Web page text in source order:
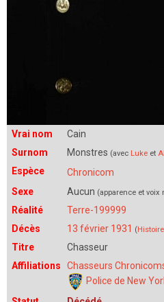
Vrai nom
Cain
Surnom
Monstres (avec Luke et
Espèce
Chronicom
Sexe
Aucun (apparence et
Réalité
Terre-199999
Décès
13 février 1931 (
Titre
Chasseur
Affiliations
Chasseurs
Police de New